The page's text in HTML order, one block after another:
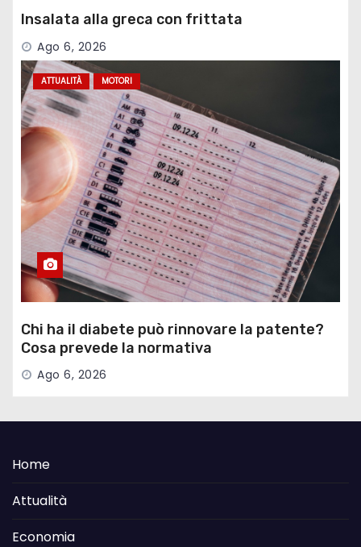
Insalata alla greca con frittata
Ago 6, 2026
ATTUALITÀ MOTORI
Chi ha il diabete può rinnovare la patente?
Cosa prevede la normativa
Ago 6, 2026
Home
Attualità
Economia